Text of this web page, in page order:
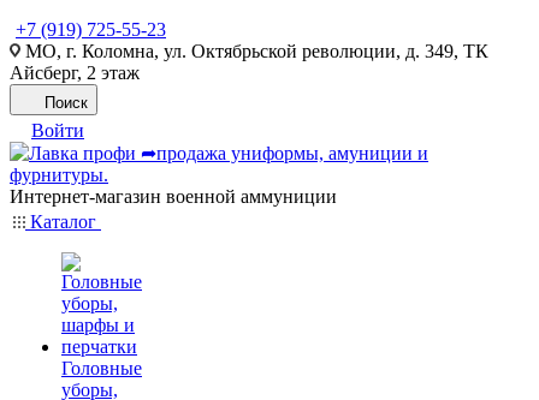
+7 (919) 725-55-23
МО, г. Коломна, ул. Октябрьской революции, д. 349, ТК
Айсберг, 2 этаж
Поиск
Войти
Интернет-магазин военной аммуниции
Каталог
Головные
уборы,